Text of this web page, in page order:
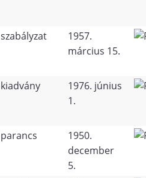
szabályzat
1957.
március 15.
kiadvány
1976. június
1.
parancs
1950.
december
5.